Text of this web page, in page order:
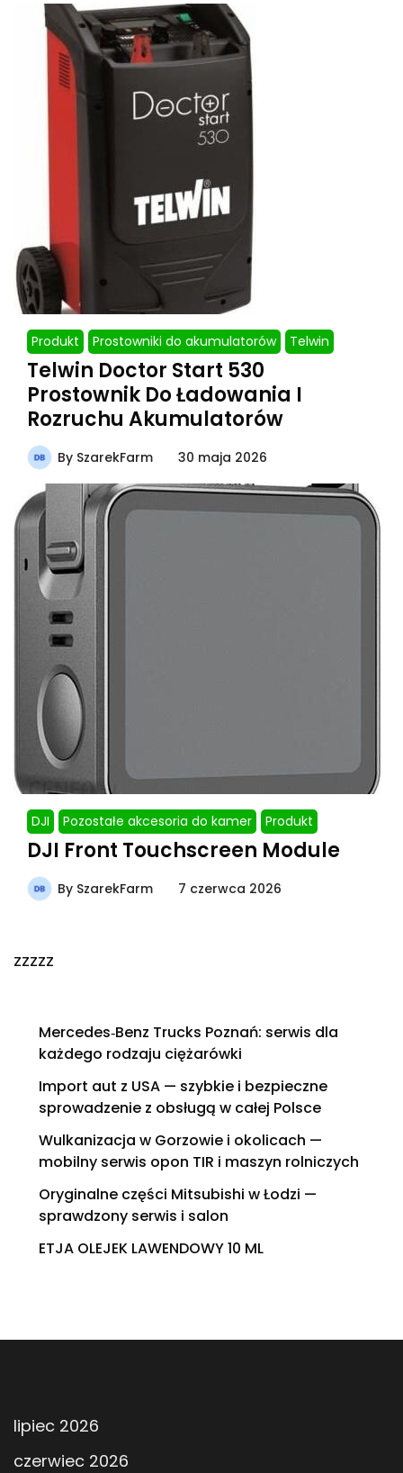
Produkt Prostowniki do akumulatorów Telwin
Telwin Doctor Start 530
Prostownik Do Ładowania I
Rozruchu Akumulatorów
By SzarekFarm 30 maja 2026
DJI Pozostałe akcesoria do kamer Produkt
DJI Front Touchscreen Module
By SzarekFarm 7 czerwca 2026
zzzzz
Mercedes‑Benz Trucks Poznań: serwis dla
każdego rodzaju ciężarówki
Import aut z USA — szybkie i bezpieczne
sprowadzenie z obsługą w całej Polsce
Wulkanizacja w Gorzowie i okolicach —
mobilny serwis opon TIR i maszyn rolniczych
Oryginalne części Mitsubishi w Łodzi —
sprawdzony serwis i salon
ETJA OLEJEK LAWENDOWY 10 ML
lipiec 2026
czerwiec 2026